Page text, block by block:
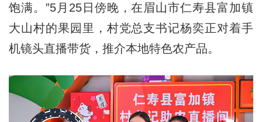
饱满。”5月25日傍晚，在眉山市仁寿县富加镇
大山村的果园里，村党总支书记杨奕正对着手
机镜头直播带货，推介本地特色农产品。